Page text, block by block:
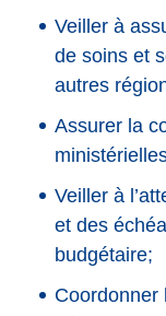
Veiller à
de soins et
autres
Assurer la
Veiller à
et des
budgétaire;
Coordonner